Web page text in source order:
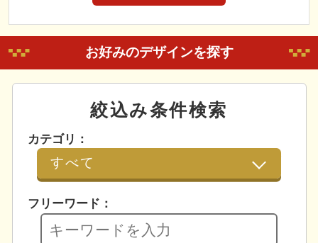
お好みのデザインを探す
絞込み条件検索
カテゴリ：
フリーワード：